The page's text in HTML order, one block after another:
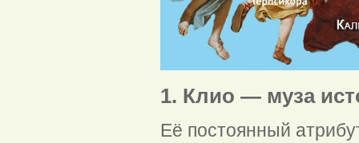
1. Клио — муза
Её постоянный